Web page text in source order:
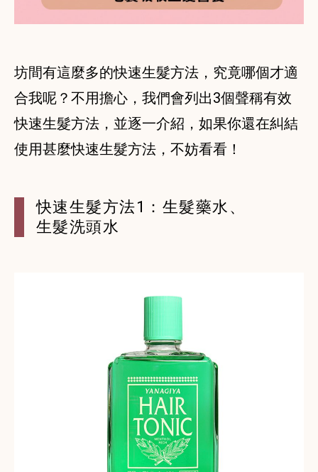
坊間有這麼多的快速生髮方法，究竟哪個才適
合我呢？不用擔心，我們會列出3個聲稱有效
快速生髮方法，並逐一介紹，如果你還在糾結
使用甚麼快速生髮方法，不妨看看！
快速生髮方法1：生髮藥水、
生髮洗頭水